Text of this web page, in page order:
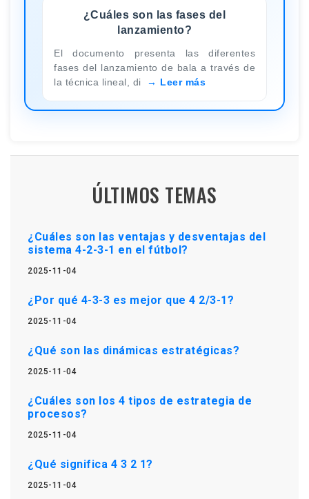
¿Cuáles son las fases del
lanzamiento?
El documento presenta las diferentes
fases del lanzamiento de bala a través de
la técnica lineal, di
Leer más
ÚLTIMOS TEMAS
¿Cuáles son las ventajas y desventajas del
sistema 4-2-3-1 en el fútbol?
2025-11-04
¿Por qué 4-3-3 es mejor que 4 2/3-1?
2025-11-04
¿Qué son las dinámicas estratégicas?
2025-11-04
¿Cuáles son los 4 tipos de estrategia de
procesos?
2025-11-04
¿Qué significa 4 3 2 1?
2025-11-04